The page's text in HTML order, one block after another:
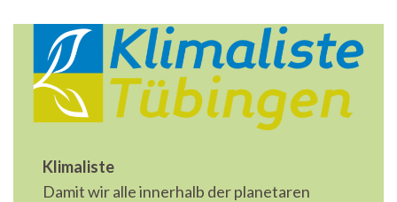
Klimaliste
Damit wir alle innerhalb der planetaren